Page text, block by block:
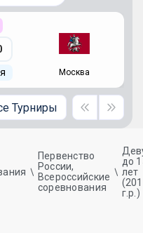
Москва
Турниры
Первенство
России,
Всероссийские
соревнования
до
лет
г.р.)